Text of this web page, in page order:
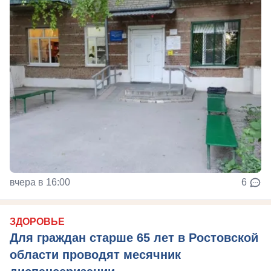
вчера в 16:00 6
ЗДОРОВЬЕ
Для граждан старше 65 лет в Ростовской
области проводят месячник